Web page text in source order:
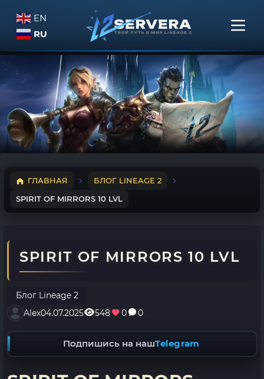
EN
RU
ГЛАВНАЯ
БЛОГ LINEAGE 2
SPIRIT OF MIRRORS 10 LVL
SPIRIT OF MIRRORS 10 LVL
Блог Lineage 2
Alex04.07.2025 548 0 0
Подпишись на нашTelegram